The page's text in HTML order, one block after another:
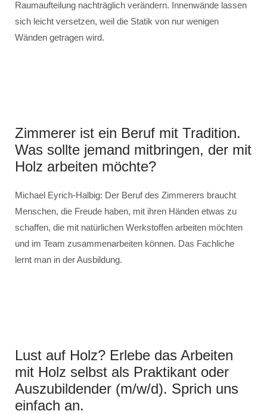
Raumaufteilung nachträglich verändern. Innenwände lassen
sich leicht versetzen, weil die Statik von nur wenigen
Wänden getragen wird.
Zimmerer ist ein Beruf mit Tradition.
Was sollte jemand mitbringen, der mit
Holz arbeiten möchte?
Michael Eyrich-Halbig: Der Beruf des Zimmerers braucht
Menschen, die Freude haben, mit ihren Händen etwas zu
schaffen, die mit natürlichen Werkstoffen arbeiten möchten
und im Team zusammenarbeiten können. Das Fachliche
lernt man in der Ausbildung.
Lust auf Holz? Erlebe das Arbeiten
mit Holz selbst als Praktikant oder
Auszubildender (m/w/d). Sprich uns
einfach an.